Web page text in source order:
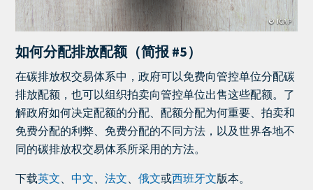
© ICAP
如何分配排放配额（简报 #5）
Teaser
+
metatags
在碳排放权交易体系中，政府可以免费向管控单位分配碳
排放配额，也可以组织拍卖向管控单位出售这些配额。了
解政府如何决定配额的分配、配额分配为何重要、拍卖和
免费分配的利弊、免费分配的不同方法，以及世界各地不
同的碳排放权交易体系所采用的方法。
下载英文、 中文、 法文、 俄文或西班牙文版本。